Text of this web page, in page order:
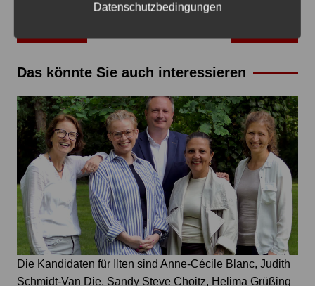
Das könnte Sie auch interessieren
Die Kandidaten für Ilten sind Anne-Cécile Blanc, Judith
Schmidt-Van Die, Sandy Steve Choitz, Helima Grüßing
Datenschutzbedingungen